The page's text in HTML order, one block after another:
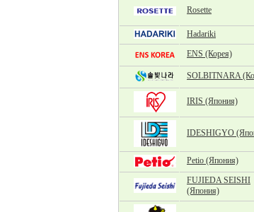
Rosette
Hadariki
ENS (Корея)
SOLBITNARA
IRIS (Япония)
IDESHIGYO
Petio (Япония)
FUJIEDA SEISHI
(Япония)